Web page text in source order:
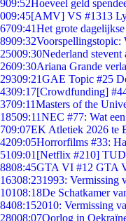
909:52Hoeveel geld
009:45[AMV] VS #1313
6709:41Het grote
8909:32Voorspellingstopic:
25009:30Nederland
2609:30Ariana Grande
29309:21GAE Topic #25
4309:17[Crowdfunding]
3709:11Masters of the
18509:11NEC #77: Wat
709:07EK Atletiek 2026 te
4209:05Horrorfilms #33:
5109:01 [Netflix #210]
8808:45GTA VI #12 GTA
16308:231993: Vermissing
10108:18De Schatkamer
8408:152010: Vermissing
28008:07Oorlog in